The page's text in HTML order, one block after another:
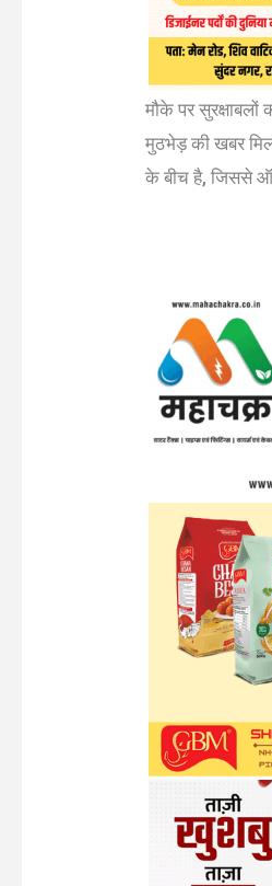
मौके पर सुरक्षाबलों
मुठभेड़ की खबर
के बीच है, जिससे